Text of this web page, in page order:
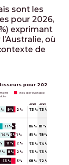
sont les
pour 2026,
exprimant
où
de
pour 2026
2 %
2 %
2 %
1 %
5 %
Très défavorable
4 %
11 %
14 %
%
5 %
11 %
8 %
13 %
% 9 % 73 % 73 %
2025 2024
86 % 81 %
81 % 78 %
73 % 74 %
73 % 73 %
68 % 72 %